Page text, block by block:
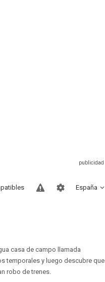
España
casa de campo llamada
temporales y luego descubre que
robo de trenes.